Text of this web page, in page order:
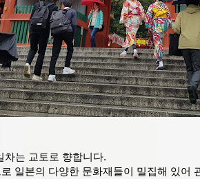
차는 교토로 향합니다.
일본의 다양한 문화재들이 밀집해 있어